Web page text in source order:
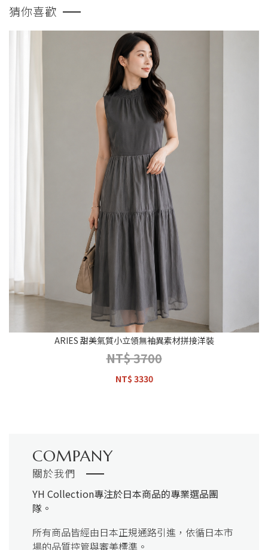
猜你喜歡
ARIES 甜美氣質小立領無袖異素材拼接洋裝
NT$ 3700
NT$ 3330
COMPANY
關於我們
YH Collection專注於日本商品的專業選品團
隊。
所有商品皆經由日本正規通路引進，依循日本市
場的品質控管與審美標準。